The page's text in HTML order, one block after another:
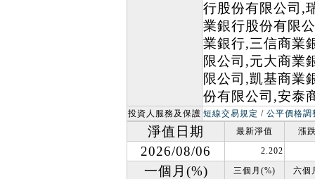
行股份有限公司,
業銀行股份有限
業銀行,三信商業
限公司,元大商業
限公司,凱基商業
份有限公司,安泰
投資人服務及保護 短線交易規定 / 公平價格調
淨值日期 最新淨值 漲
2026/08/06 2.202
一個月(%) 三個月(%) 六個